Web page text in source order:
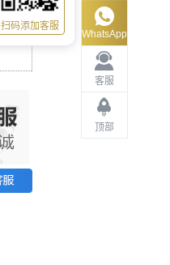
客服
顶部
WhatsApp
扫码添加客服